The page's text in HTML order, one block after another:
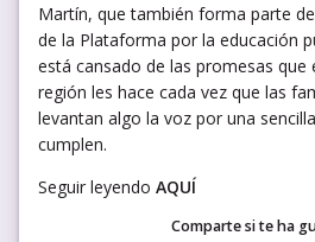
Martín, que también forma parte
de la Plataforma por la educación
está cansado de las promesas que
región les hace cada vez que las
levantan algo la voz por una
cumplen.
Seguir leyendo AQUÍ
Comparte si te ha